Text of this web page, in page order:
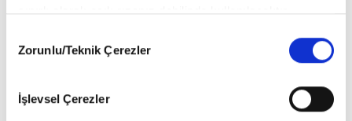
sınırlı olarak açık rızanız dahilinde kullanılacaktır.
vasıtasıyla belirleyebilirsiniz. Çerezlere ilişkin detaylı bilgi
Çerez Bilgilendirme
6698 sayılı Kişisel Verilerin Korunması Kanunu uyarınca
Selection
Zorunlu/Teknik Çerezler
İşlevsel Çerezler
deprem bölgesi yakınında. Onlar için çok korkuyorum. Bizim
evimiz müstakil, ucuz atlattık” dedi. Çalışmaya devam ettiğini dile